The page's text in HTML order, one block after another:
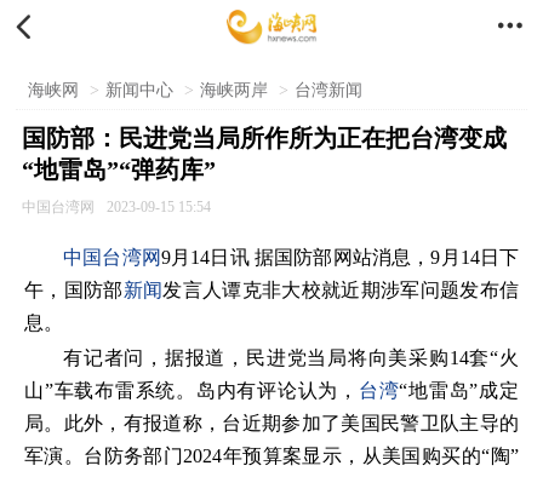
 
海峡网 > 新闻中心 > 海峡两岸 > 台湾新闻
国防部：民进党当局所作所为正在把台湾变成
“地雷岛”“弹药库”
中国台湾网 2023-09-15 15:54
中国台湾网9月14日讯 据国防部网站消息，9月14日下
午，国防部新闻发言人谭克非大校就近期涉军问题发布信
息。
有记者问，据报道，民进党当局将向美采购14套“火
山”车载布雷系统。岛内有评论认为， 台湾“地雷岛”成定
局。此外，有报道称，台近期参加了美国民警卫队主导的
军演。台防务部门2024年预算案显示，从美国购买的“陶”